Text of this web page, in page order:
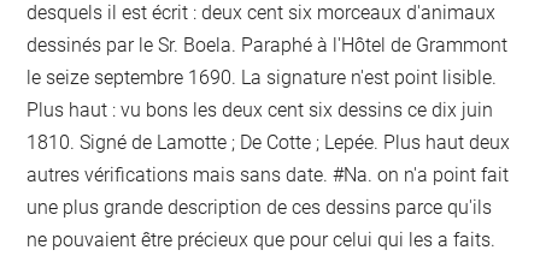
desquels il est écrit : deux cent six morceaux d'animaux
dessinés par le Sr. Boela. Paraphé à l'Hôtel de Grammont
le seize septembre 1690. La signature n'est point lisible.
Plus haut : vu bons les deux cent six dessins ce dix juin
1810. Signé de Lamotte ; De Cotte ; Lepée. Plus haut deux
autres vérifications mais sans date. #Na. on n'a point fait
une plus grande description de ces dessins parce qu'ils
ne pouvaient être précieux que pour celui qui les a faits.